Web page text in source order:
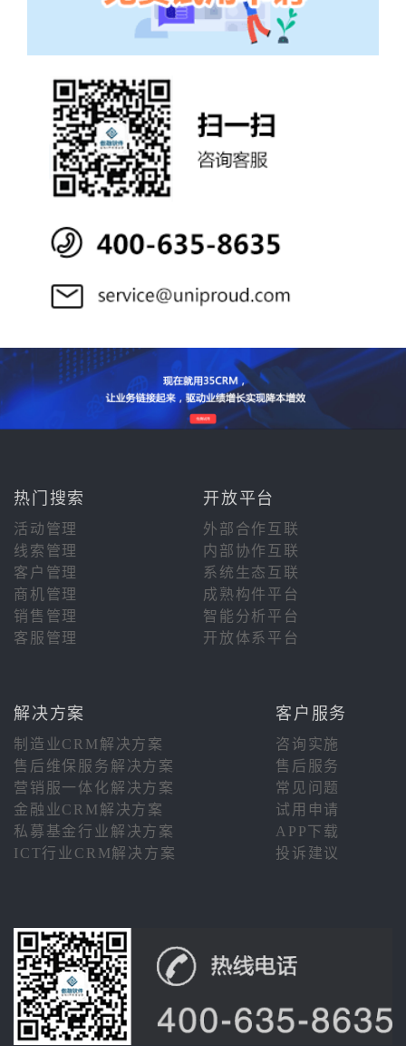
热门搜索 开放平台
活动管理
外部合作互联
线索管理
内部协作互联
客户管理
系统生态互联
商机管理
成熟构件平台
销售管理
智能分析平台
客服管理
开放体系平台
解决方案 客户服务
制造业CRM解决方案
咨询实施
售后维保服务解决方案
售后服务
营销服一体化解决方案
常见问题
金融业CRM解决方案
试用申请
私募基金行业解决方案
APP下载
ICT行业CRM解决方案
投诉建议